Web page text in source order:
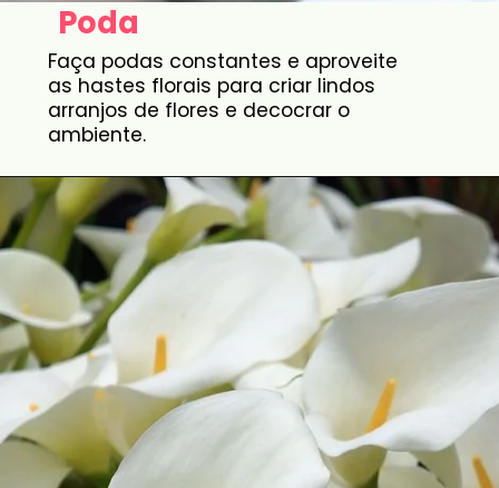
Poda
Faça podas constantes e aproveite
as hastes florais para criar lindos
arranjos de flores e decocrar o
ambiente.